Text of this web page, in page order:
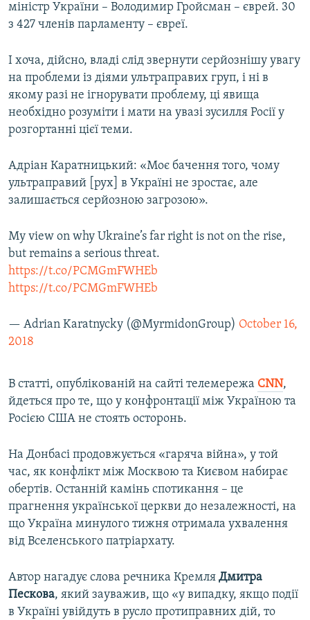
міністр України – Володимир Гройсман – єврей. 30
з 427 членів парламенту – євреї.
І хоча, дійсно, владі слід звернути серйознішу увагу
на проблеми із діями ультраправих груп, і ні в
якому разі не ігнорувати проблему, ці явища
необхідно розуміти і мати на увазі зусилля Росії у
розгортанні цієї теми.
Адріан Каратницький: «Моє бачення того, чому
ультраправий [рух] в Україні не зростає, але
залишається серйозною загрозою».
My view on why Ukraine’s far right is not on the rise,
but remains a serious threat.
https://t.co/PCMGmFWHEb
https://t.co/PCMGmFWHEb
— Adrian Karatnycky (@MyrmidonGroup) October 16,
2018
В статті, опублікованій на сайті телемережа CNN,
йдеться про те, що у конфронтації між Україною та
Росією США не стоять осторонь.
На Донбасі продовжується «гаряча війна», у той
час, як конфлікт між Москвою та Києвом набирає
обертів. Останній камінь спотикання – це
прагнення української церкви до незалежності, на
що Україна минулого тижня отримала ухвалення
від Вселенського патріархату.
Автор нагадує слова речника Кремля Дмитра
Пескова, який зауважив, що «у випадку, якщо події
в Україні увійдуть в русло протиправних дій, то